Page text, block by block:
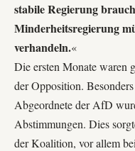
stabile Regierung
Minderheitsregierung
verhandeln.«
Die ersten Monate waren
der Opposition.
Abgeordnete der AfD
Abstimmungen. Dies
der Koalition, vor allem